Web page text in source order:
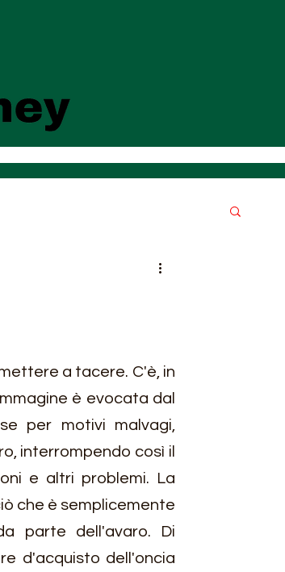
a tacere. C'è, in
è evocata dal
per motivi malvagi,
interrompendo così il
e altri problemi. La
che è semplicemente
parte dell'avaro. Di
d'acquisto dell'oncia